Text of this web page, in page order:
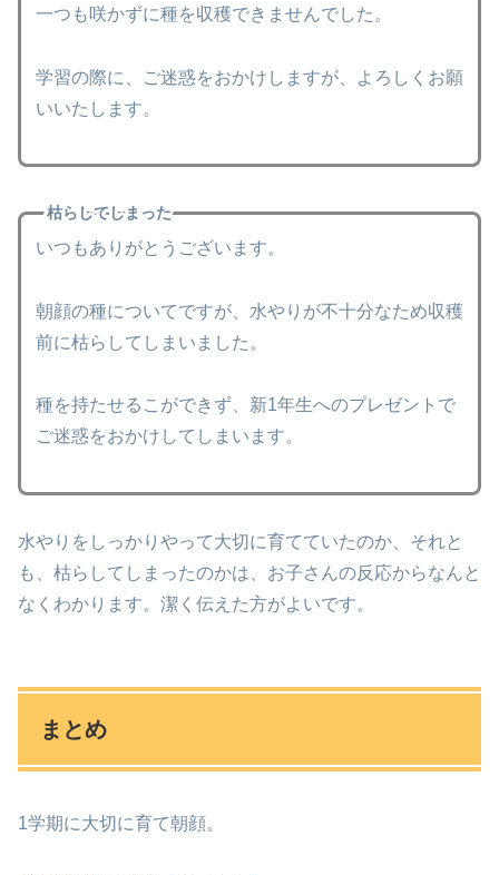
一つも咲かずに種を収穫できませんでした。
学習の際に、ご迷惑をおかけしますが、よろしくお願
いいたします。
枯らしてしまった
いつもありがとうございます。
朝顔の種についてですが、水やりが不十分なため収穫
前に枯らしてしまいました。
種を持たせるこができず、新1年生へのプレゼントで
ご迷惑をおかけしてしまいます。
水やりをしっかりやって大切に育てていたのか、それと
も、枯らしてしまったのかは、お子さんの反応からなんと
なくわかります。潔く伝えた方がよいです。
まとめ
1学期に大切に育て朝顔。